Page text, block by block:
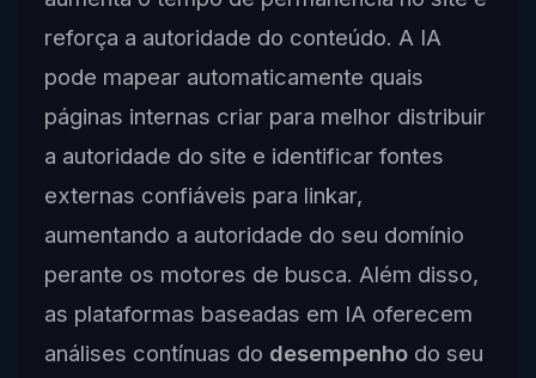
reforça a autoridade do conteúdo. A IA
pode mapear automaticamente quais
páginas internas criar para melhor distribuir
a autoridade do site e identificar fontes
externas confiáveis para linkar,
aumentando a autoridade do seu domínio
perante os motores de busca. Além disso,
as plataformas baseadas em IA oferecem
análises contínuas do desempenhodo seu